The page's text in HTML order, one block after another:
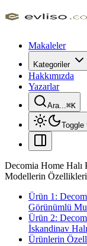
Makaleler
Kategoriler
Hakkımızda
Yazarlar
Ara...⌘K
Toggle
Decomia Home Halı
Modellerin Özellikleri
Ürün 1:
Görünümlü
Ürün 2:
İskandinav
Ürünlerin